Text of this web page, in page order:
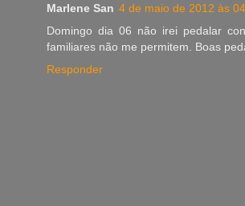
Marlene San 4 de maio de 2012 às
Domingo dia 06 não irei pedalar
familiares não me permitem. Boas
Responder